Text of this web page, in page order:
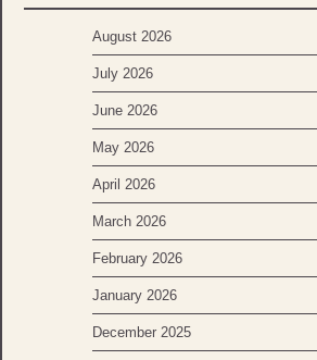
August 2026
July 2026
June 2026
May 2026
April 2026
March 2026
February 2026
January 2026
December 2025